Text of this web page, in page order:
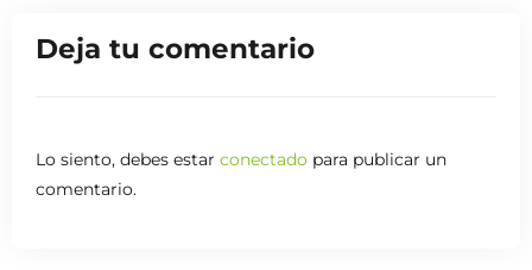
sobre el terreno de juego. Durante el primer tiempo
supo imponer su ritmo y generar peligro gracias a su
del encuentro, mostrándose ordenado, firme en
Deja tu comentario
Lo siento, debes estar conectado para publicar un
comentario.